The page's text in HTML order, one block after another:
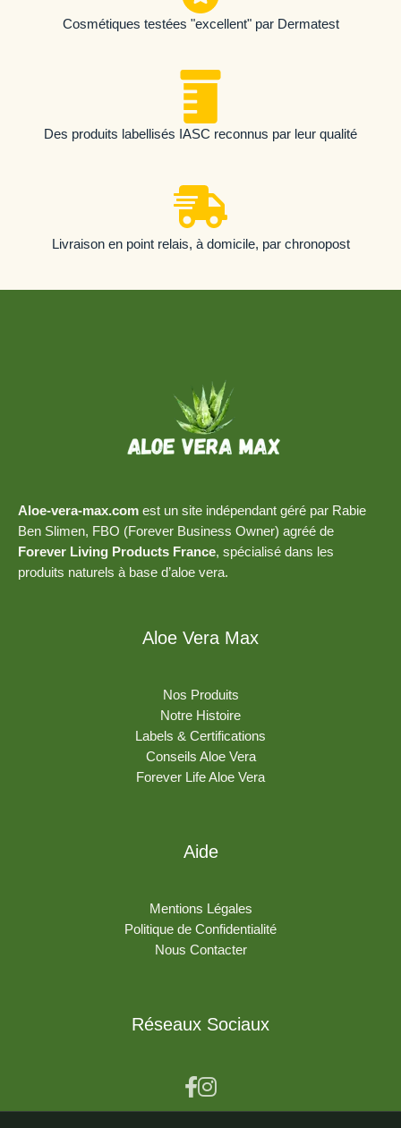
Cosmétiques testées "excellent" par Dermatest
Des produits labellisés IASC reconnus par leur qualité
Livraison en point relais, à domicile, par chronopost
Aloe-vera-max.com est un site indépendant géré par Rabie
Ben Slimen, FBO (Forever Business Owner) agréé de
Forever Living Products France, spécialisé dans les
produits naturels à base d’aloe vera.
Aloe Vera Max
Nos Produits
Notre Histoire
Labels & Certifications
Conseils Aloe Vera
Forever Life Aloe Vera
Aide
Mentions Légales
Politique de Confidentialité
Nous Contacter
Réseaux Sociaux